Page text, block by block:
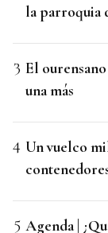
la parroquia
El
una más
Un vuelco
Agenda |